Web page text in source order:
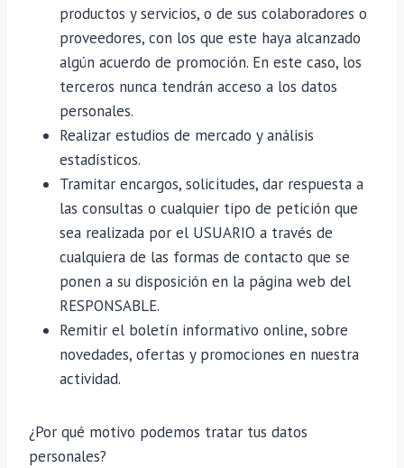
productos y servicios, o de sus colaboradores o
proveedores, con los que este haya alcanzado
algún acuerdo de promoción. En este caso, los
terceros nunca tendrán acceso a los datos
personales.
Realizar estudios de mercado y análisis
estadísticos.
Tramitar encargos, solicitudes, dar respuesta a
las consultas o cualquier tipo de petición que
sea realizada por el USUARIO a través de
cualquiera de las formas de contacto que se
ponen a su disposición en la página web del
RESPONSABLE.
Remitir el boletín informativo online, sobre
novedades, ofertas y promociones en nuestra
actividad.
¿Por qué motivo podemos tratar tus datos
personales?